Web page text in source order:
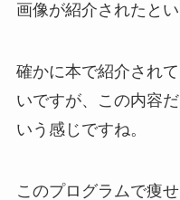
画像が紹介されたとい
確かに本で紹介され
いですが、この内容
いう感じですね。
このプログラムで痩